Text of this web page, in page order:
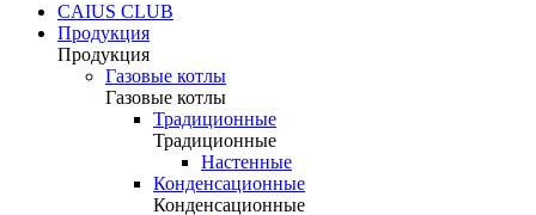
CAIUS CLUB
Продукция
Продукция
Газовые котлы
Газовые котлы
Традиционные
Традиционные
Настенные
Конденсационные
Конденсационные